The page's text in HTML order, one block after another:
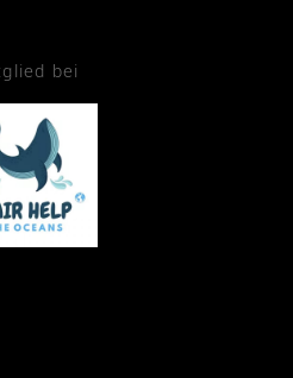
bei